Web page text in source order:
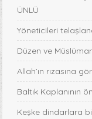
ÜNLÜ
Yöneticileri
Düzen ve
Allah’ın rızasına
Baltık Kaplanının
Keşke dindarlara